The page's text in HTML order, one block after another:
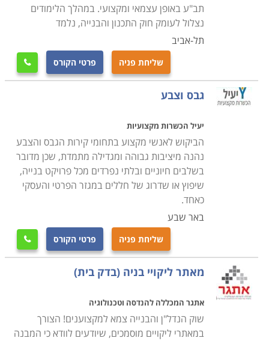
תב"ע באופן עצמאי ומקצועי. במהלך הלימודים
נצלול לעומק חוק התכנון והבנייה, נלמד
תל-אביב
שליחת פניה פרטי הקורס 
גבס וצבע
יעיל הכשרות מקצועיות
הביקוש לאנשי מקצוע בתחומי קירות הגבס והצבע
נהנה מיציבות גבוהה ומגדילה מתמדת, שכן מדובר
בשלבים חיוניים ובלתי נפרדים מכל פרויקט בנייה,
שיפוץ או שדרוג של חללים במגזר הפרטי והעסקי
כאחד.
באר שבע
שליחת פניה פרטי הקורס 
מאתר ליקויי בניה (בדק בית)
אתגר המכללה להנדסה וטכנולוגיה
שוק הנדל"ן והבנייה צמא למקצוענים! הצורך
במאתרי ליקויים מוסמכים, שיודעים לוודא כי המבנה